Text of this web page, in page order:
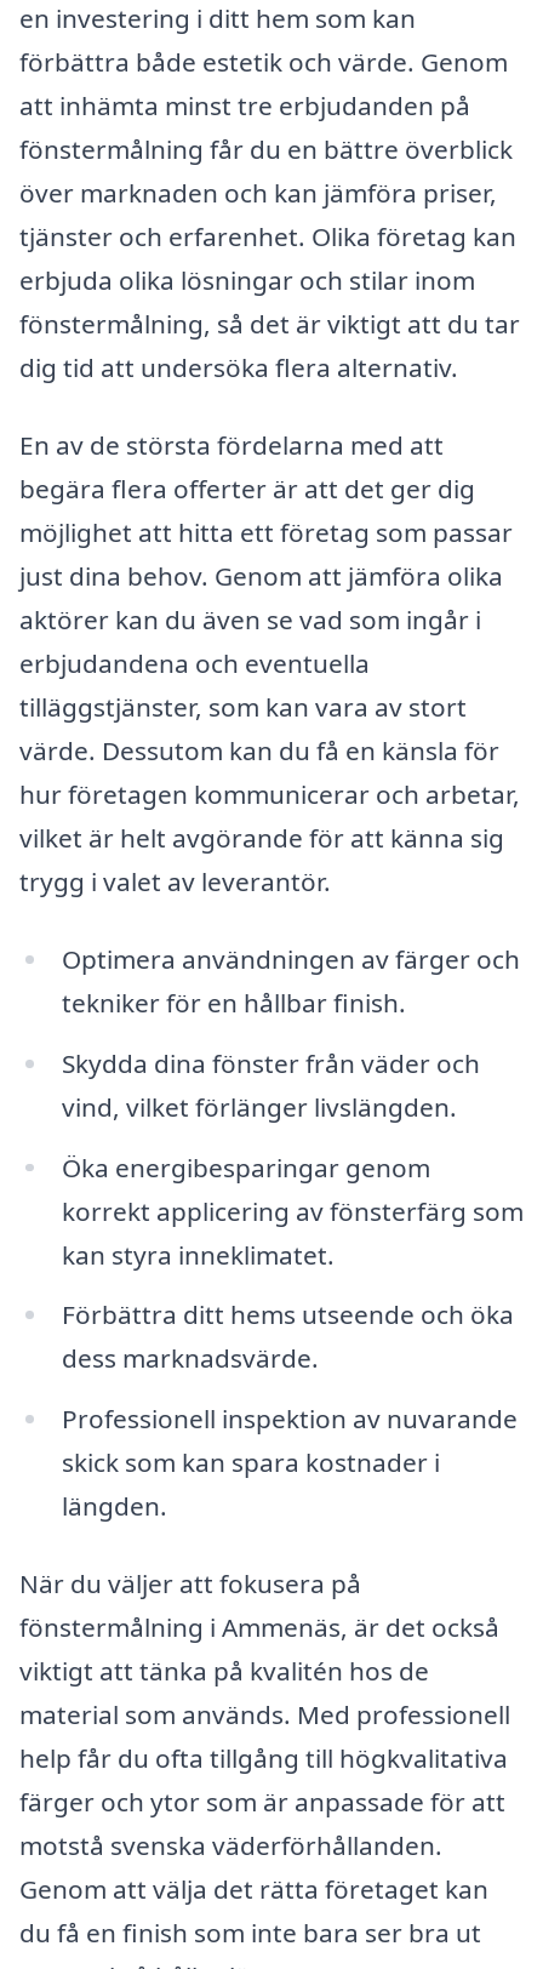
en investering i ditt hem som kan
förbättra både estetik och värde. Genom
att inhämta minst tre erbjudanden på
fönstermålning får du en bättre överblick
över marknaden och kan jämföra priser,
tjänster och erfarenhet. Olika företag kan
erbjuda olika lösningar och stilar inom
fönstermålning, så det är viktigt att du tar
dig tid att undersöka flera alternativ.
En av de största fördelarna med att
begära flera offerter är att det ger dig
möjlighet att hitta ett företag som passar
just dina behov. Genom att jämföra olika
aktörer kan du även se vad som ingår i
erbjudandena och eventuella
tilläggstjänster, som kan vara av stort
värde. Dessutom kan du få en känsla för
hur företagen kommunicerar och arbetar,
vilket är helt avgörande för att känna sig
trygg i valet av leverantör.
Optimera användningen av färger och
tekniker för en hållbar finish.
Skydda dina fönster från väder och
vind, vilket förlänger livslängden.
Öka energibesparingar genom
korrekt applicering av fönsterfärg som
kan styra inneklimatet.
Förbättra ditt hems utseende och öka
dess marknadsvärde.
Professionell inspektion av nuvarande
skick som kan spara kostnader i
längden.
När du väljer att fokusera på
fönstermålning i Ammenäs, är det också
viktigt att tänka på kvalitén hos de
material som används. Med professionell
help får du ofta tillgång till högkvalitativa
färger och ytor som är anpassade för att
motstå svenska väderförhållanden.
Genom att välja det rätta företaget kan
du få en finish som inte bara ser bra ut